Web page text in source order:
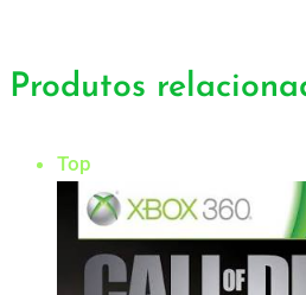
Produtos
Top